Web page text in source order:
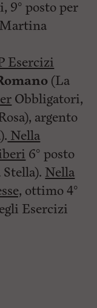
9° posto per
Martina
Esercizi
(La
Obbligatori,
argento
Nella
6° posto
Nella
ottimo 4°
Esercizi